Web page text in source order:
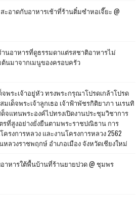
ะอาดกับอาหารเช้าที่ร้านติ๋มซำหอเจี๊ยะ @
นอาหารที่ดูธรรมดาแต่รสชาติอาหารไม่
ต้นมาจากเมนูของครอบครัว
พระเจ้าอยู่หัว ทรงพระกรุณาโปรดเกล้าโปรด
เด็จพระเจ้าลูกเธอ เจ้าฟ้าพัชรกิติยาภา นเรนทิ
ด็จแทนพระองค์ไปทรงเปิดงานประชุมวิชาการ
ที่สูงอย่างยั่งยืนตามพระราชปณิธาน การ
รงการหลวง และงานโครงการหลวง 2562
ลวงราชพฤกษ์ อำเภอเมือง จังหวัดเชียงใหม่
าหารใต้พื้นบ้านที่ร้านยายปวด @ ชุมพร